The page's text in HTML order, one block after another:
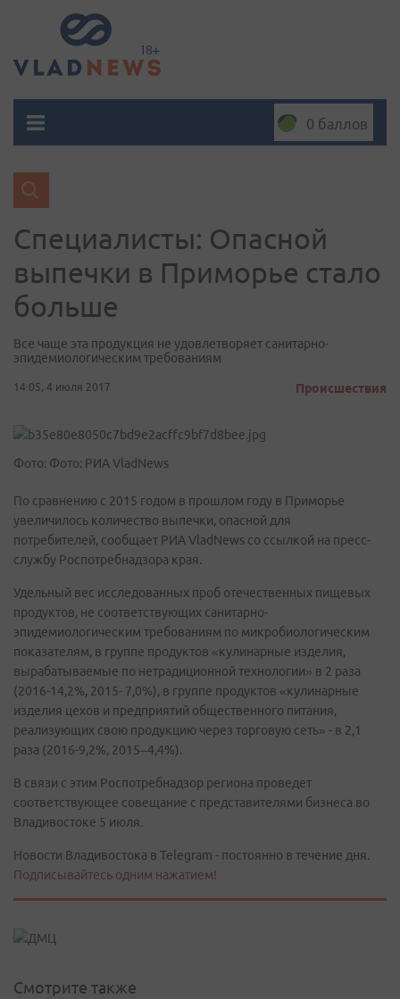
0 баллов
Специалисты: Опасной
выпечки в Приморье стало
больше
Все чаще эта продукция не удовлетворяет санитарно-
эпидемиологическим требованиям
14:05, 4 июля 2017 Происшествия
Фото: Фото: РИА VladNews
По сравнению с 2015 годом в прошлом году в Приморье
увеличилось количество выпечки, опасной для
потребителей, сообщает РИА VladNews со ссылкой на пресс-
службу Роспотребнадзора края.
Удельный вес исследованных проб отечественных пищевых
продуктов, не соответствующих санитарно-
эпидемиологическим требованиям по микробиологическим
показателям, в группе продуктов «кулинарные изделия,
вырабатываемые по нетрадиционной технологии» в 2 раза
(2016-14,2%, 2015- 7,0%), в группе продуктов «кулинарные
изделия цехов и предприятий общественного питания,
реализующих свою продукцию через торговую сеть» - в 2,1
раза (2016-9,2%, 2015–4,4%).
В связи с этим Роспотребнадзор региона проведет
соответствующее совещание с представителями бизнеса во
Владивостоке 5 июля.
Новости Владивостока в Telegram - постоянно в течение дня.
Подписывайтесь одним нажатием!
Смотрите также